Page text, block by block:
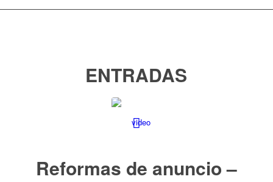
ENTRADAS
Reformas de anuncio –